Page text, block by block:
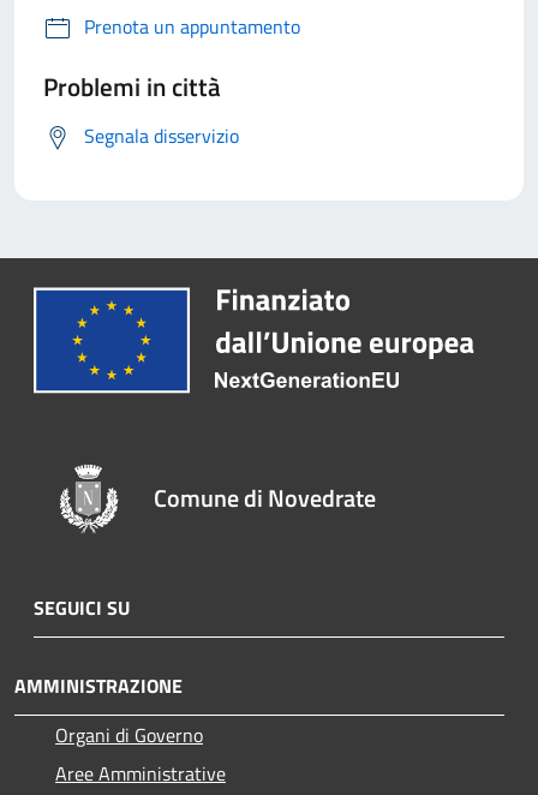
Prenota un appuntamento
Problemi in città
Segnala disservizio
Comune di Novedrate
SEGUICI SU
AMMINISTRAZIONE
Organi di Governo
Aree Amministrative